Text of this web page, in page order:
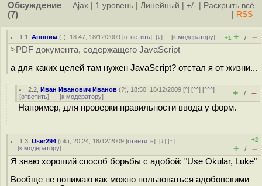
Обсуждение
(7)
Ajax 1 уровень Линейный +/-
Раскрыть всё
RSS
1.1 ,Аноним (-), 18:47, 18/12/2009 [ответить][↓] [к модератору] +1 + / –
>PDF документа, содержащего JavaScript
а для каких целей там нужен JavaScript? отстал я от жизни...
2.2 ,Иван Иванович Иванов (?), 18:50, 18/12/2009 [^] [^^] [^^^]
[ответить] [к модератору] + / –
Например, для проверки правильности ввода у форм.
1.3 ,User294 (ok), 20:24, 18/12/2009 [ответить][↓] [↑]
[к модератору]
+2
+ / –
Я знаю хороший способ борьбы с адобой: "Use Okular, Luke"
Вообще не понимаю как можно пользоваться адобовскими